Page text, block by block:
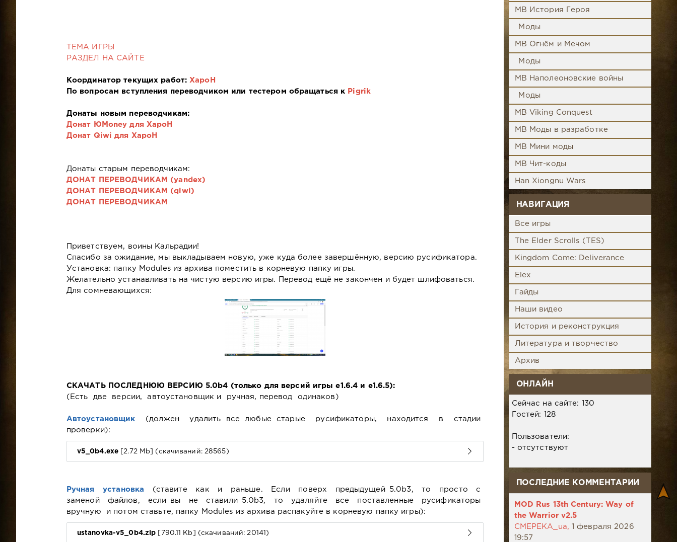
ТЕМА ИГРЫ
РАЗДЕЛ НА САЙТЕ
Координатор текущих работ: XapoH
По вопросам вступления переводчиком или тестером обращаться к
Pigrik
Донаты новым переводчикам:
Донат ЮMoney для XapoH
Донат Qiwi для XapoH
Донаты старым переводчикам:
ДОНАТ ПЕРЕВОДЧИКАМ (yandex)
ДОНАТ ПЕРЕВОДЧИКАМ (qiwi)
ДОНАТ ПЕРЕВОДЧИКАМ
Приветствуем, воины Кальрадии!
Спасибо за ожидание, мы выкладываем новую, уже куда более завершённую, версию русификатора.
Установка: папку Modules из архива поместить в корневую папку игры.
Желательно устанавливать на чистую версию игры. Перевод ещё не закончен и будет шлифоваться.
Для сомневающихся:
СКАЧАТЬ ПОСЛЕДНЮЮ ВЕРСИЮ 5.0b4 (только для версий игры e1.6.4 и e1.6.5):
(Есть две версии, автоустановщик и ручная, перевод одинаков)
Автоустановщик (должен удалить все любые старые русификаторы, находится в стадии
проверки):
v5_0b4.exe [2.72 Mb] (cкачиваний: 28565)
Ручная установка (ставите как и раньше. Если поверх предыдущей 5.0b3, то просто с
заменой файлов, если вы не ставили 5.0b3, то удаляйте все поставленные русификаторы
вручную и потом ставьте, папку Modules из архива распакуйте в корневую папку игры):
ustanovka-v5_0b4.zip [790.11 Kb] (cкачиваний: 20141)
MB История Героя
Моды
MB Огнём и Мечом
Моды
MB Наполеоновские войны
Моды
MB Viking Conquest
MB Моды в разработке
MB Мини моды
MB Чит-коды
Han Xiongnu Wars
НАВИГАЦИЯ
Все игры
The Elder Scrolls (TES)
Kingdom Come: Deliverance
Elex
Гайды
Наши видео
История и реконструкция
Литература и творчество
Архив
ОНЛАЙН
Сейчас на сайте: 130
Гостей: 128
Пользователи:
- отсутствуют
ПОСЛЕДНИЕ КОММЕНТАРИИ
MOD Rus 13th Century: Way of
the Warrior v2.5
CMEPEKA_ua,
1 февраля 2026
19:57